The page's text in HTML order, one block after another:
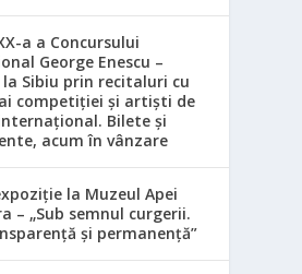
a a Concursului
George Enescu –
Sibiu prin recitaluri cu
competiției și artiști de
Bilete și
acum în vânzare
la Muzeul Apei
– „Sub semnul curgerii.
și permanență”